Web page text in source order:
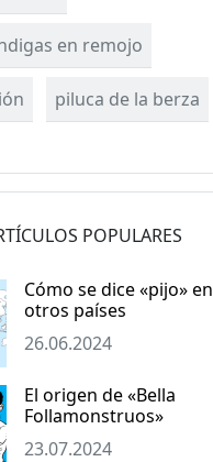
en remojo
piluca de la berza
POPULARES
Cómo se dice «pijo» en
otros países
26.06.2024
El origen de «Bella
Follamonstruos»
23.07.2024